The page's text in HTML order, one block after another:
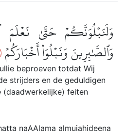
وَلَنَبۡلُوَنَّكُمۡ حَتَّىٰ
وَٱلصَّٰبِرِينَ وَنَبۡلُوَاْ أَخۡبَارَكُمۡ
beproeven totdat Wij
strijders en de geduldigen
(daadwerkelijke) feiten
atta naAAlama almujahideena